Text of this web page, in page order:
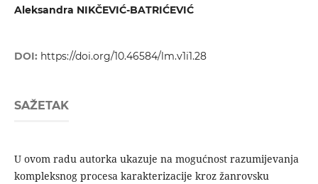
Aleksandra NIKČEVIĆ-BATRIĆEVIĆ
DOI: https://doi.org/10.46584/lm.v1i1.28
SAŽETAK
U ovom radu autorka ukazuje na mogućnost razumijevanja
kompleksnog procesa karakterizacije kroz žanrovsku